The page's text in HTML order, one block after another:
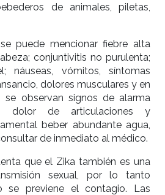
de animales, piletas,
puede mencionar fiebre alta
conjuntivitis no purulenta;
náuseas, vómitos, síntomas
dolores musculares y en
se observan signos de alarma
dolor de articulaciones y
beber abundante agua,
de inmediato al médico.
que el Zika también es una
sexual, por lo tanto
se previene el contagio. Las